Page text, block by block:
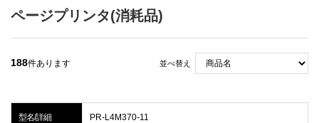
ページプリンタ(消耗品)
188件あります 並べ替え
型名/詳細 PR-L4M370-11